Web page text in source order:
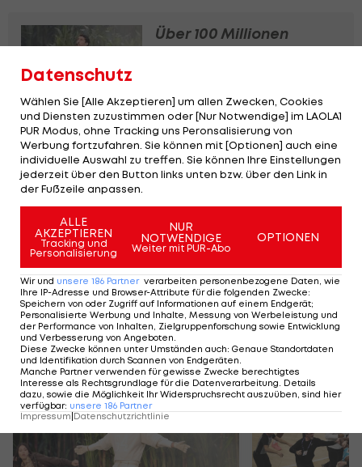
Über 100 Millionen
Menschen sahen Bad
Football
Bilder: Star-Auflauf bei Super Bowl LX
STARTEN
Mehr zum Thema
Datenschutz
Wählen Sie [Alle Akzeptieren] um allen Zwecken, Cookies
und Diensten zuzustimmen oder [Nur Notwendige] im LAOLA1
PUR Modus, ohne Tracking uns Peronsalisierung von
Werbung fortzufahren. Sie können mit [Optionen] auch eine
individuelle Auswahl zu treffen. Sie können Ihre Einstellungen
jederzeit über den Button links unten bzw. über den Link in
der Fußzeile anpassen.
ALLE
AKZEPTIEREN
Tracking und
Personalisierung
NUR
NOTWENDIGE
Weiter mit PUR-Abo
OPTIONEN
Wir und unsere 186 Partner verarbeiten personenbezogene Daten, wie
Ihre IP-Adresse und Browser-Attribute für die folgenden Zwecke:
Speichern von oder Zugriff auf Informationen auf einem Endgerät;
Personalisierte Werbung und Inhalte, Messung von Werbeleistung und
der Performance von Inhalten, Zielgruppenforschung sowie Entwicklung
und Verbesserung von Angeboten.
Diese Zwecke können unter Umständen auch: Genaue Standortdaten
und Identifikation durch Scannen von Endgeräten.
Manche Partner verwenden für gewisse Zwecke berechtigtes
Interesse als Rechtsgrundlage für die Datenverarbeitung. Details
dazu, sowie die Möglichkeit Ihr Widerspruchsrecht auszuüben, sind hier
verfügbar: unsere 186 Partner
Impressum Datenschutzrichtlinie